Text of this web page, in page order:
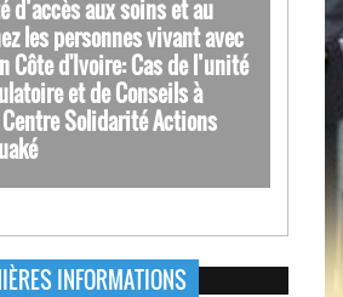
d’accès aux soins et au
les personnes vivant avec
Côte d'Ivoire: Cas de l’unité
et de Conseils à
Solidarité Actions
INFORMATIONS